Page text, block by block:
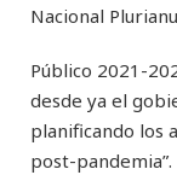
Nacional
Público 2021-
desde ya el
planificando los
post-pandemia”.